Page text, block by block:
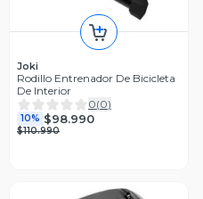
Joki
Rodillo Entrenador De Bicicleta
De Interior
0(0)
10% $98.990
$110.990